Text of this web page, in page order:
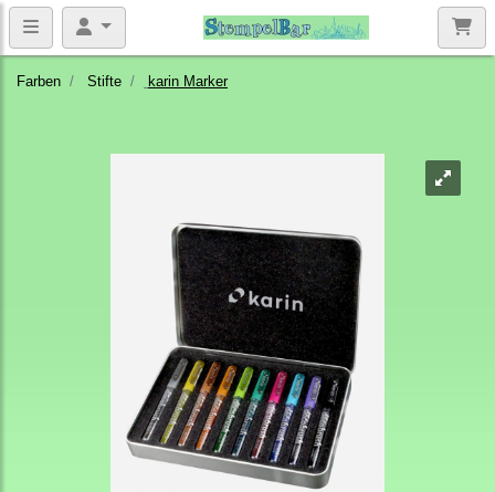
Farben Stifte karin Marker